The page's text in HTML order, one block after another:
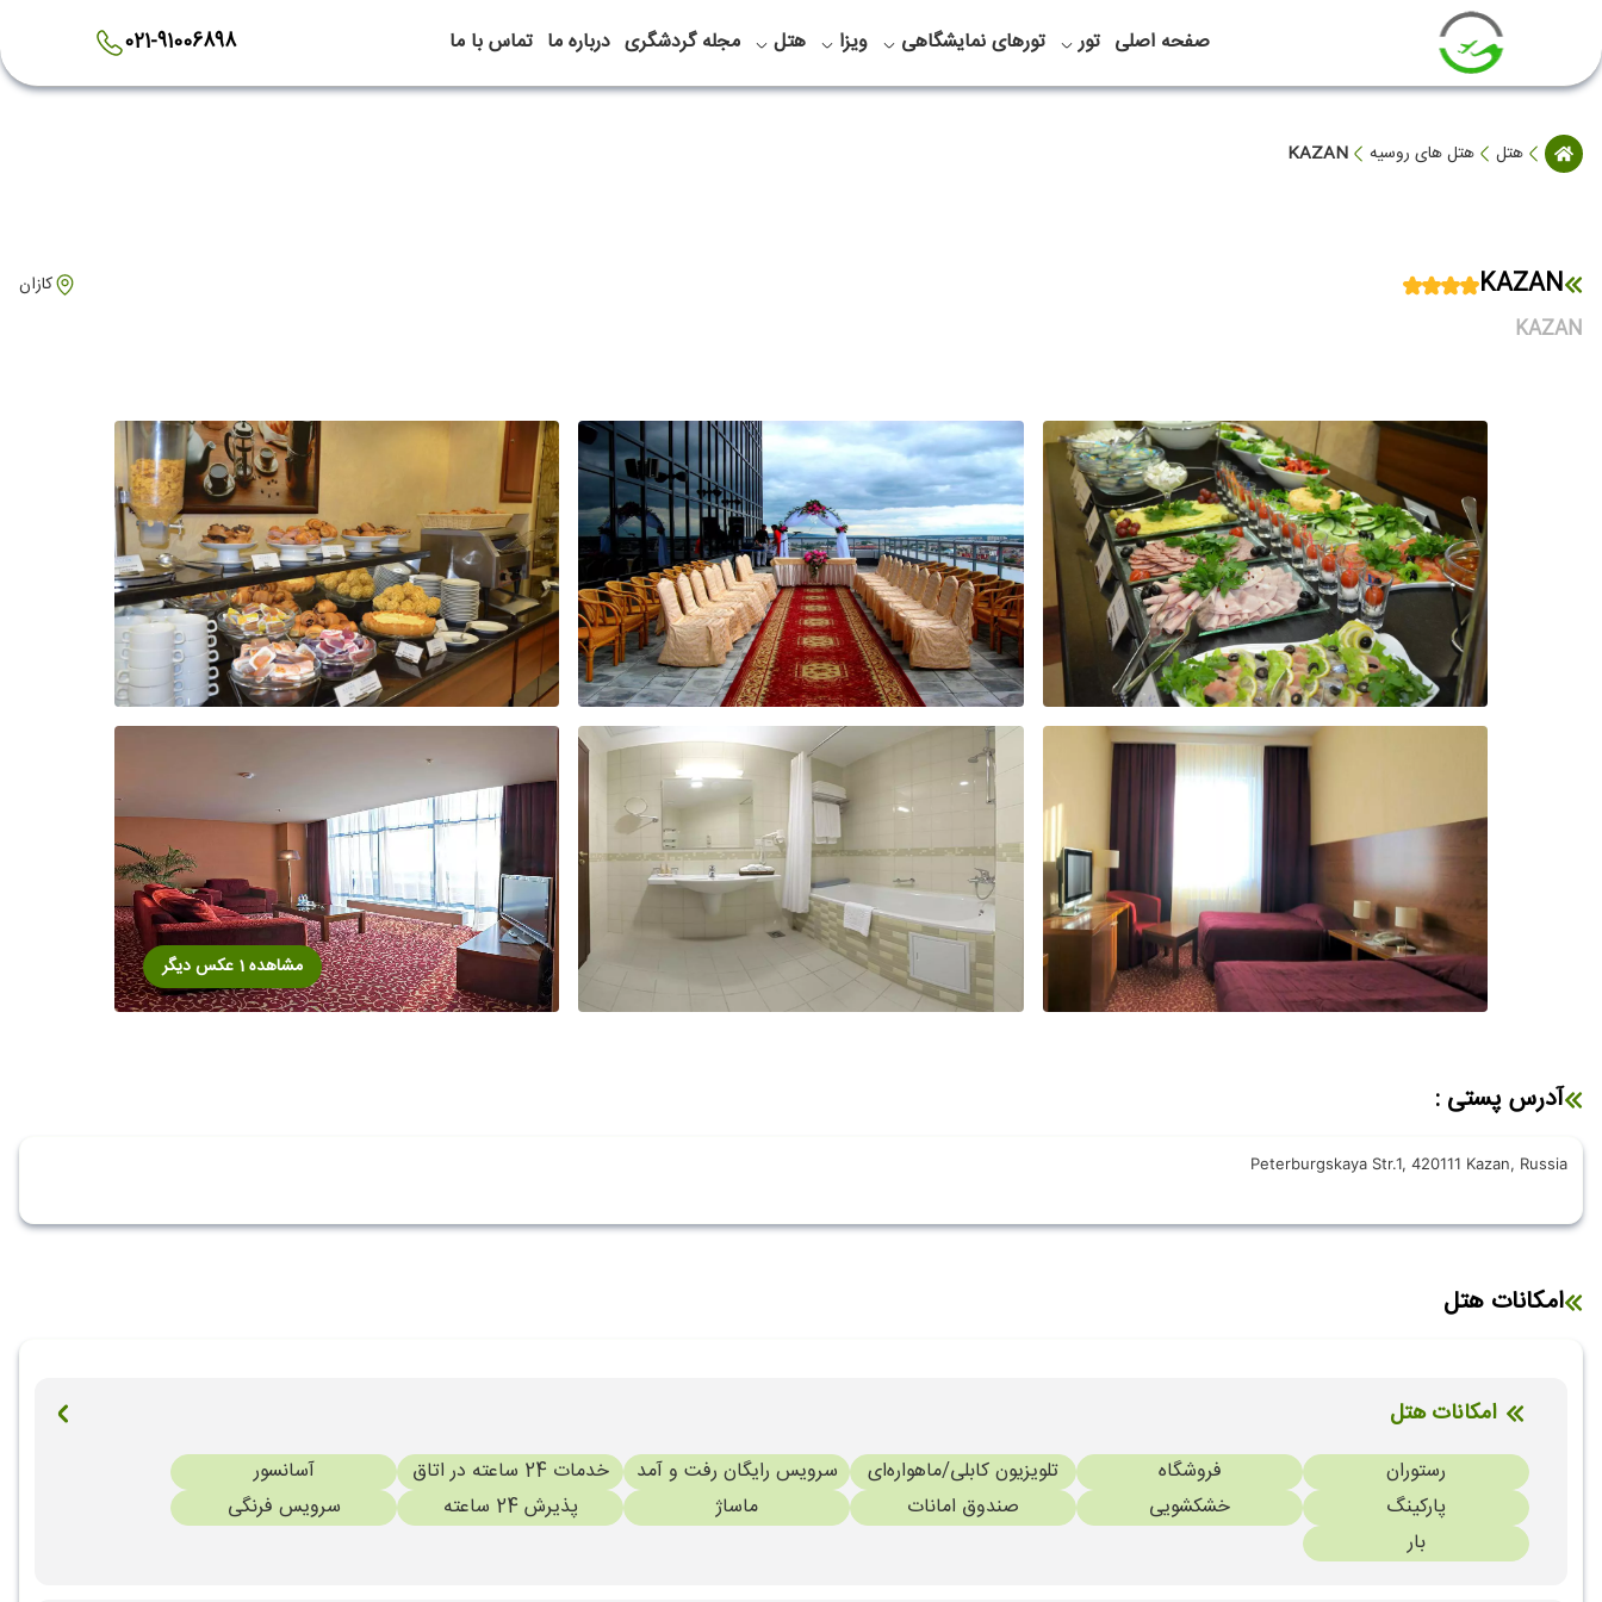
صفحه اصلی تور تورهای نمایشگاهی ویزا هتل مجله گردشگری درباره ما تماس با ما 021-91006898
هتل هتل های روسیه KAZAN
KAZAN
KAZAN
کازان
مشاهده 1 عکس دیگر
آدرس پستی :
Peterburgskaya Str.1, 420111 Kazan, Russia
امکانات هتل
امکانات هتل
رستوران فروشگاه تلویزیون کابلی/ماهواره‌ای سرویس رایگان رفت و آمد خدمات 24 ساعته در اتاق
آسانسور
پارکینگ
خشکشویی صندوق امانات ماساژ پذیرش 24 ساعته
سرویس فرنگی
بار